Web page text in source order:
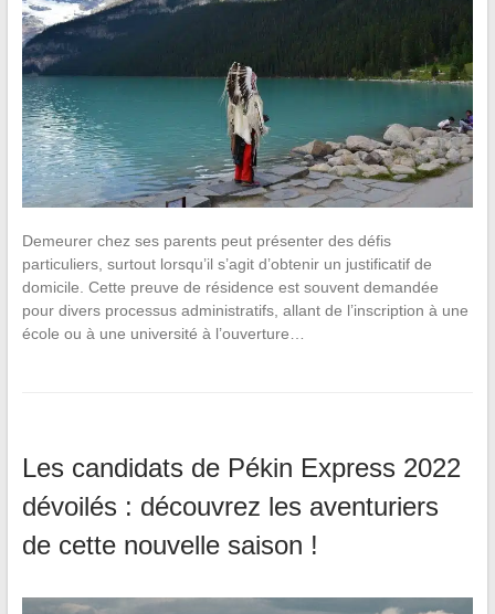
Demeurer chez ses parents peut présenter des défis
particuliers, surtout lorsqu’il s’agit d’obtenir un justificatif de
domicile. Cette preuve de résidence est souvent demandée
pour divers processus administratifs, allant de l’inscription à une
école ou à une université à l’ouverture…
Les candidats de Pékin Express 2022
dévoilés : découvrez les aventuriers
de cette nouvelle saison !